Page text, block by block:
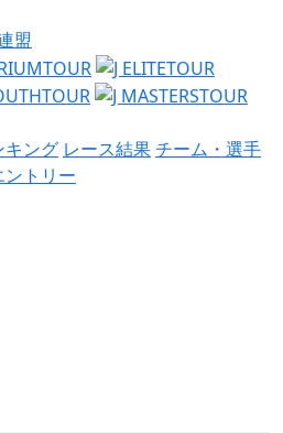
盟
キング レース結果チーム・選手
ントリー